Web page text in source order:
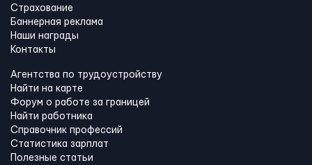
Страхование
Баннерная реклама
Наши награды
Контакты
Агентства по трудоустройству
Найти на карте
Форум о работе за границей
Найти работника
Справочник профессий
Статистика зарплат
Полезные статьи